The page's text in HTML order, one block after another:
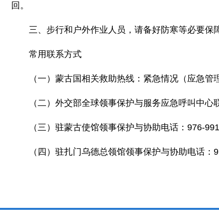
回。
三、步行和户外作业人员，请备好防寒等必要保
常用联系方式
（一）蒙古国相关救助热线：紧急情况（应急
（二）外交部全球领事保护与服务应急呼叫中
（三）驻蒙古使馆领事保护与协助电话：976-
（四）驻扎门乌德总领馆领事保护与协助电话：